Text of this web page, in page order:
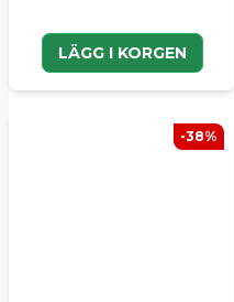
LÄGG I KORGEN
-38%